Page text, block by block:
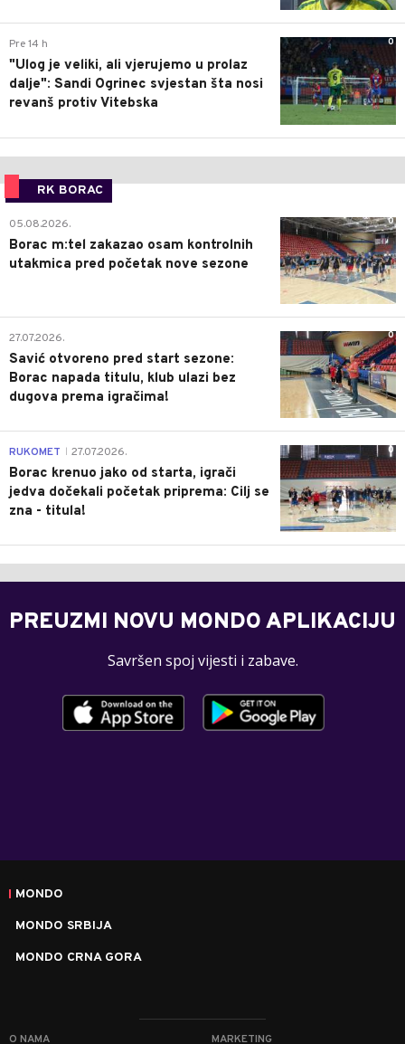
0
Pre 14 h
"Ulog je veliki, ali vjerujemo u prolaz
dalje": Sandi Ogrinec svjestan šta nosi
revanš protiv Vitebska
RK BORAC
0
05.08.2026.
Borac m:tel zakazao osam kontrolnih
utakmica pred početak nove sezone
0
27.07.2026.
Savić otvoreno pred start sezone:
Borac napada titulu, klub ulazi bez
dugova prema igračima!
0
RUKOMET 27.07.2026.
Borac krenuo jako od starta, igrači
jedva dočekali početak priprema: Cilj se
zna - titula!
PREUZMI NOVU MONDO APLIKACIJU
Savršen spoj vijesti i zabave.
MONDO
MONDO SRBIJA
MONDO CRNA GORA
O NAMA MARKETING